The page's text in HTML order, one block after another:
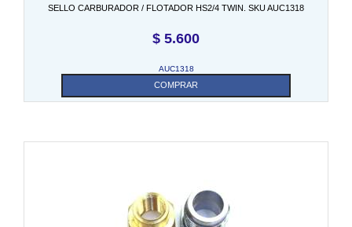
SELLO CARBURADOR / FLOTADOR HS2/4 TWIN. SKU AUC1318
$ 5.600
AUC1318
COMPRAR